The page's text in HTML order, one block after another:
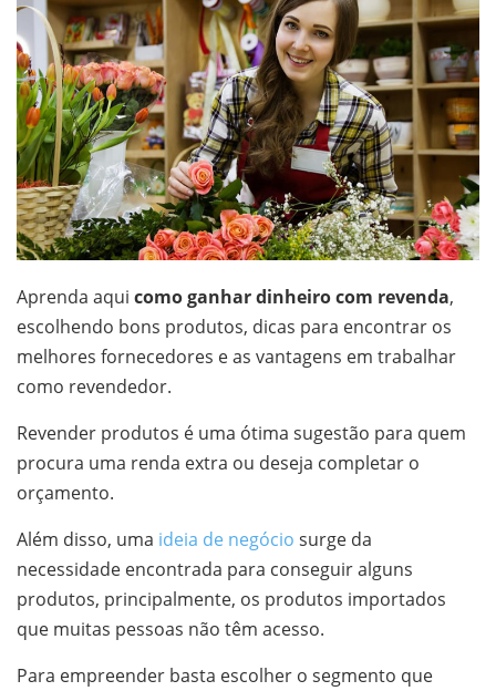
Aprenda aqui como ganhar dinheiro com revenda,
escolhendo bons produtos, dicas para encontrar os
melhores fornecedores e as vantagens em trabalhar
como revendedor.
Revender produtos é uma ótima sugestão para quem
procura uma renda extra ou deseja completar o
orçamento.
Além disso, uma ideia de negócio surge da
necessidade encontrada para conseguir alguns
produtos, principalmente, os produtos importados
que muitas pessoas não têm acesso.
Para empreender basta escolher o segmento que